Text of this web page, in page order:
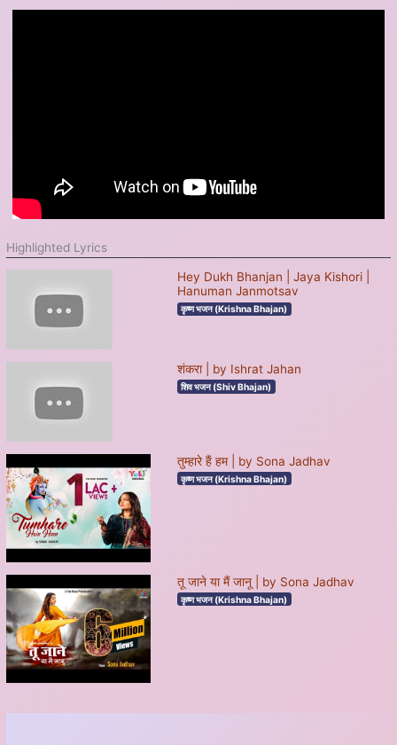
Highlighted Lyrics
Hey Dukh Bhanjan | Jaya Kishori |
Hanuman Janmotsav
कृष्ण भजन (Krishna Bhajan)
शंकरा | by Ishrat Jahan
शिव भजन (Shiv Bhajan)
तुम्हारे हैं हम | by Sona Jadhav
कृष्ण भजन (Krishna Bhajan)
तू जाने या मैं जानू | by Sona Jadhav
कृष्ण भजन (Krishna Bhajan)